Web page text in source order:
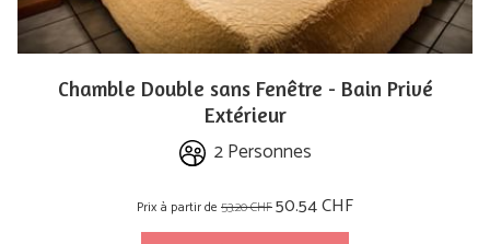
Chamble Double sans Fenêtre - Bain Privé
Extérieur
2 Personnes
Prix à partir de 53.20 CHF50.54 CHF